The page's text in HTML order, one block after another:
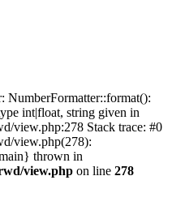
NumberFormatter::format():
int|float, string given in
view.php:278 Stack trace: #0
view.php(278):
thrown in
view.php on line 278